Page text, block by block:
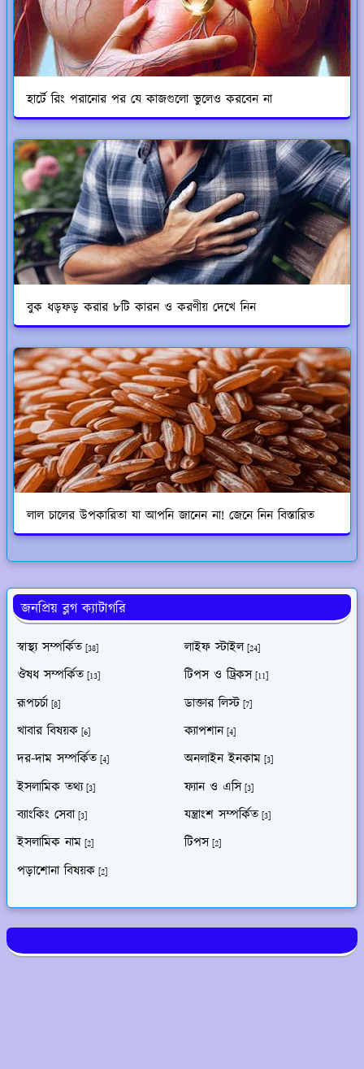
হার্টে রিং পরানোর পর যে কাজগুলো ভুলেও করবেন না
বুক ধড়ফড় করার ৮টি কারন ও করণীয় দেখে নিন
লাল চালের উপকারিতা যা আপনি জানেন না! জেনে নিন বিস্তারিত
জনপ্রিয় ব্লগ ক্যাটাগরি
স্বাস্থ্য সম্পর্কিত [38] লাইফ স্টাইল [24]
ঔষধ সম্পর্কিত [13] টিপস ও ট্রিকস [11]
রূপচর্চা [8] ডাক্তার লিস্ট [7]
খাবার বিষয়ক [6] ক্যাপশান [4]
দর-দাম সম্পর্কিত [4] অনলাইন ইনকাম [3]
ইসলামিক তথ্য [3] ফ্যান ও এসি [3]
ব্যাংকিং সেবা [3] যন্ত্রাংশ সম্পর্কিত [3]
ইসলামিক নাম [2] টিপস [2]
পড়াশোনা বিষয়ক [2]